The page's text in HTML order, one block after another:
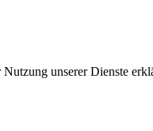
unserer Dienste